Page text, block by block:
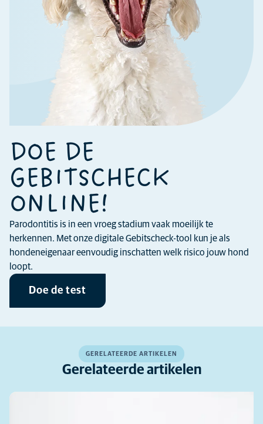
DOE DE
GEBITSCHECK
ONLINE!
Parodontitis is in een vroeg stadium vaak moeilijk te
herkennen. Met onze digitale Gebitscheck-tool kun je als
hondeneigenaar eenvoudig inschatten welk risico jouw hond
loopt.
Doe de test
GERELATEERDE ARTIKELEN
Gerelateerde artikelen